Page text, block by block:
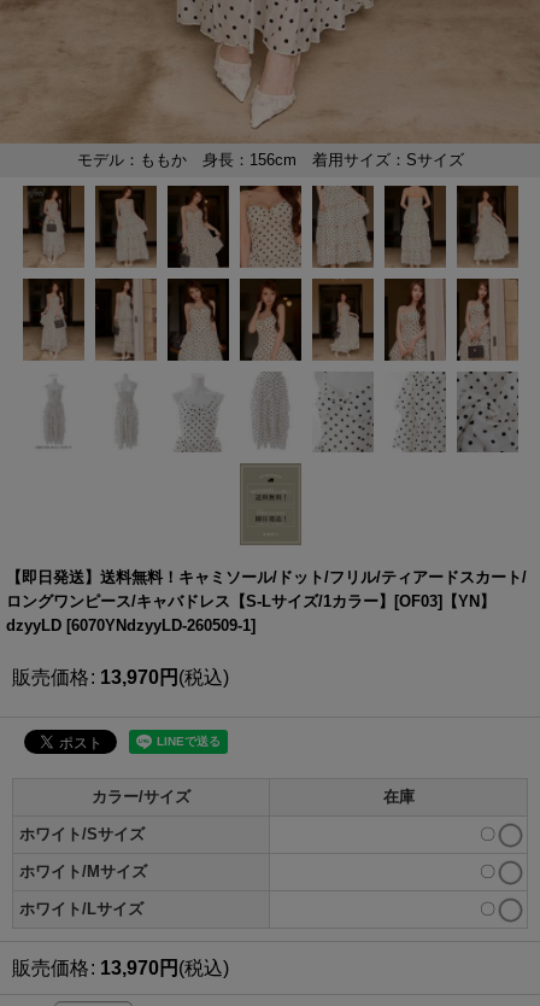
【即日発送】送料無料！キャミソール/ドット/フリル/ティアードスカート/
ロングワンピース/キャバドレス【S-Lサイズ/1カラー】[OF03]【YN】
dzyyLD [6070YNdzyyLD-260509-1]
販売価格: 13,970円 (税込)
カラー/サイズ 在庫
ホワイト/Sサイズ 〇
ホワイト/Mサイズ 〇
ホワイト/Lサイズ 〇
販売価格: 13,970円 (税込)